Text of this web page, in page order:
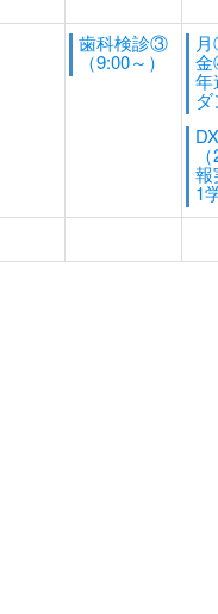
歯科検診③
（9:00～）
年
報
1